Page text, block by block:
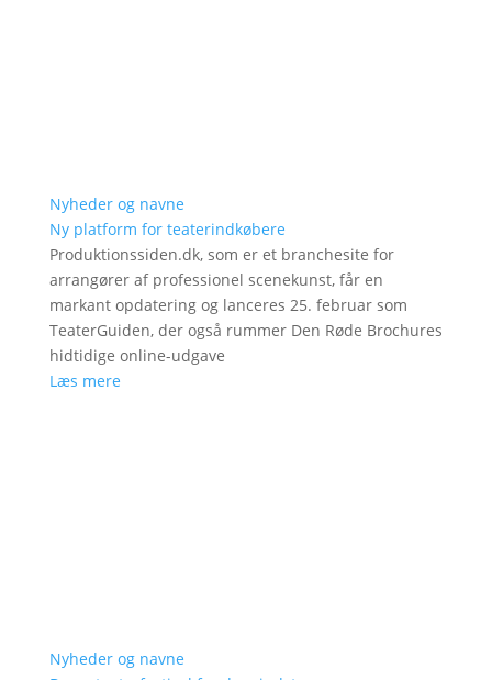
Nyheder og navne
Ny platform for teaterindkøbere
Produktionssiden.dk, som er et branchesite for
arrangører af professionel scenekunst, får en
markant opdatering og lanceres 25. februar som
TeaterGuiden, der også rummer Den Røde Brochures
hidtidige online-udgave
Læs mere
Nyheder og navne